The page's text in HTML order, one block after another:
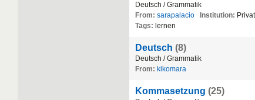
Deutsch /Grammatik
From: sarapalacio Institution: Privat
Tags: lernen
Deutsch (8)
Deutsch /Grammatik
From: kikomara
Kommasetzung (25)